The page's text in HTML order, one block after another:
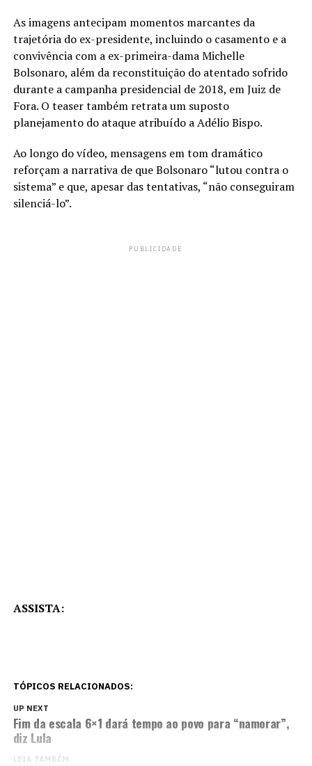
As imagens antecipam momentos marcantes da
trajetória do ex-presidente, incluindo o casamento e a
convivência com a ex-primeira-dama Michelle
Bolsonaro, além da reconstituição do atentado sofrido
durante a campanha presidencial de 2018, em Juiz de
Fora. O teaser também retrata um suposto
planejamento do ataque atribuído a Adélio Bispo.
Ao longo do vídeo, mensagens em tom dramático
reforçam a narrativa de que Bolsonaro “lutou contra o
sistema” e que, apesar das tentativas, “não conseguiram
silenciá-lo”.
PUBLICIDADE
ASSISTA:
TÓPICOS RELACIONADOS:
UP NEXT
Fim da escala 6×1 dará tempo ao povo para “namorar”,
diz Lula
LEIA TAMBÉM